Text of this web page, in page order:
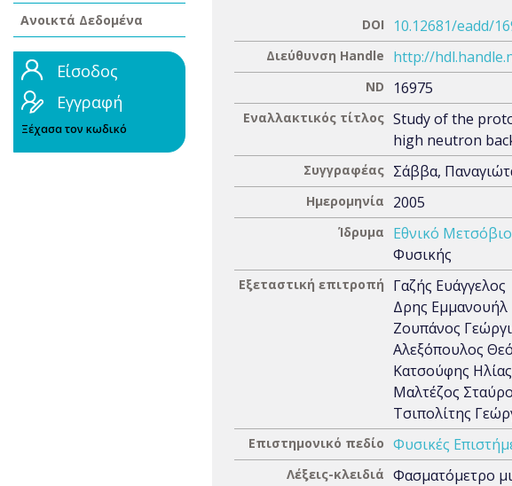
Ανοικτά Δεδομένα
Είσοδος
Εγγραφή
Ξέχασα τον κωδικό
DOI 10.12681/eadd/
Διεύθυνση Handle http://
ND 16975
Εναλλακτικός τίτλος Study of the
high neutron
Συγγραφέας Σάββα,
Ημερομηνία 2005
Ίδρυμα Εθνικό
Φυσικής
Εξεταστική επιτροπή
Γαζής Ευάγγελος
Δρης Εμμανουήλ
Ζουπάνος
Αλεξόπουλος
Κατσούφης Ηλίας
Μαλτέζος
Τσιπολίτης
Επιστημονικό πεδίο Φυσικές
Λέξεις-κλειδιά Φασματόμετρο